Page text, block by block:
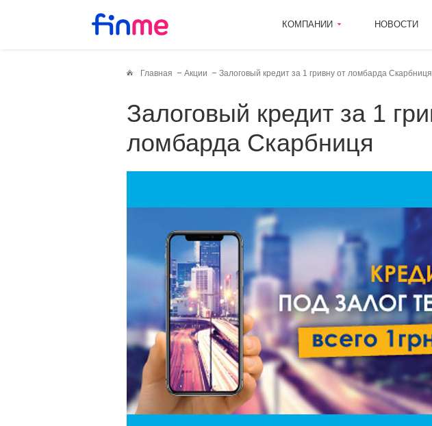
КОМПАНИИ НОВОСТИ
Главная Акции Залоговый кредит за 1 гривну от ломбарда Скарбниця
Залоговый кредит за 1 гривну от
ломбарда Скарбниця